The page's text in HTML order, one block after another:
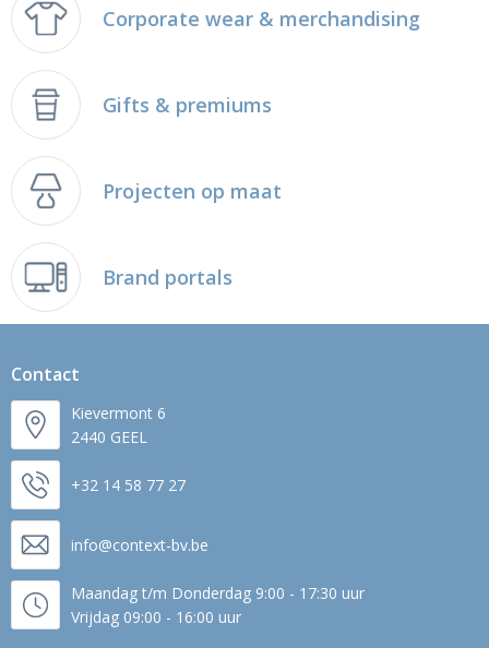
Corporate wear & merchandising
Gifts & premiums
Projecten op maat
Brand portals
Contact
Kievermont 6
2440 GEEL
+32 14 58 77 27
info@context-bv.be
Maandag t/m Donderdag 9:00 - 17:30 uur
Vrijdag 09:00 - 16:00 uur